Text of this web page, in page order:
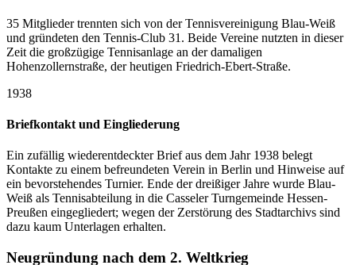
35 Mitglieder trennten sich von der Tennisvereinigung Blau-Weiß
und gründeten den Tennis-Club 31. Beide Vereine nutzten in dieser
Zeit die großzügige Tennisanlage an der damaligen
Hohenzollernstraße, der heutigen Friedrich-Ebert-Straße.
1938
Briefkontakt und Eingliederung
Ein zufällig wiederentdeckter Brief aus dem Jahr 1938 belegt
Kontakte zu einem befreundeten Verein in Berlin und Hinweise auf
ein bevorstehendes Turnier. Ende der dreißiger Jahre wurde Blau-
Weiß als Tennisabteilung in die Casseler Turngemeinde Hessen-
Preußen eingegliedert; wegen der Zerstörung des Stadtarchivs sind
dazu kaum Unterlagen erhalten.
Neugründung nach dem 2. Weltkrieg